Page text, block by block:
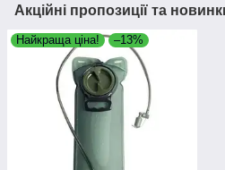
Акційні пропозиції та
Найкраща ціна! –13%